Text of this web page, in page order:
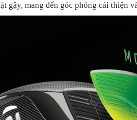
gậy, mang đến góc phóng cải thiện